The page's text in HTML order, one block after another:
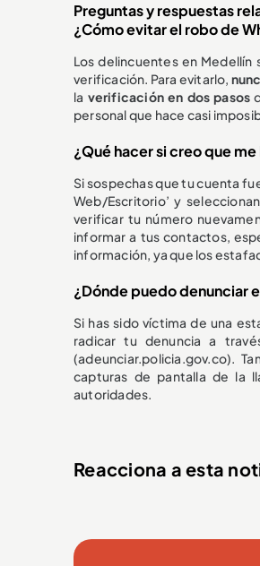
Preguntas y respuestas
¿Cómo evitar el robo de
Los delincuentes en
verificación. Para evitarlo,
la verificación en dos pasos
personal que hace casi
¿Qué hacer si creo que
Si sospechas que tu cuenta
Web/Escritorio’ y
verificar tu número
informar a tus contactos,
información, ya que los
¿Dónde puedo denunciar
Si has sido víctima de una
radicar tu denuncia a
(adeunciar.policia.gov.co).
capturas de pantalla de la
autoridades.
Reacciona a esta